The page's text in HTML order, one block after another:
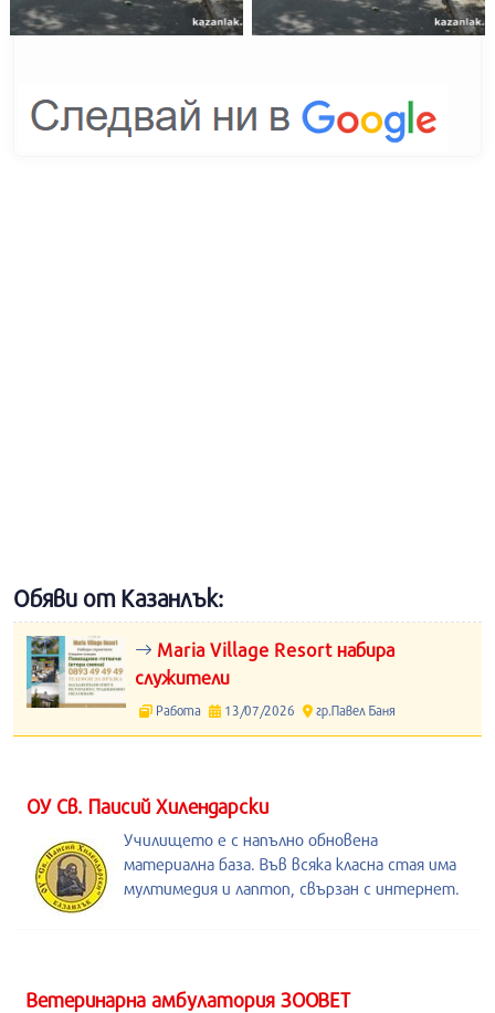
Обяви от Казанлък:
Maria Village Resort набира
служители
Работа 13/07/2026 гр.Павел Баня
ОУ Св. Паисий Хилендарски
Училището е с напълно обновена
материална база. Във всяка класна стая има
мултимедия и лаптоп, свързан с интернет.
Ветеринарна амбулатория ЗООВЕТ